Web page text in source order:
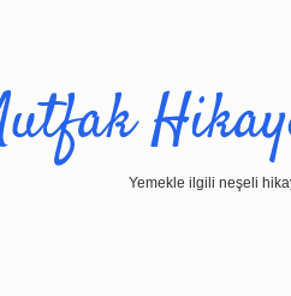
Yemekle ilgili neşeli